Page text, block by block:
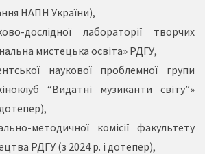
НАПН України),
дослідної лабораторії творчих
мистецька освіта» РДГУ,
наукової проблемної групи
“Видатні музиканти світу”»
методичної комісії факультету
РДГУ (з 2024 р. і дотепер),